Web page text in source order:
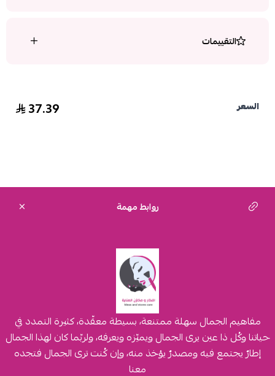
التقييمات
السعر 37.39
روابط مهمة
مفاهيم الجمال سهلة ممتنعة، بسيطة معقّدة، كثيرة التمدد في
حياتنا وكُل ذا عين يرى الجمال ويميّزه ويعرفه، ولربّما كان لهذا الجمال
إطارٌ يجتمع فيه ومصدرٌ يؤخذ منه، وإن كُنت ترى الجمال فتجده
معنا